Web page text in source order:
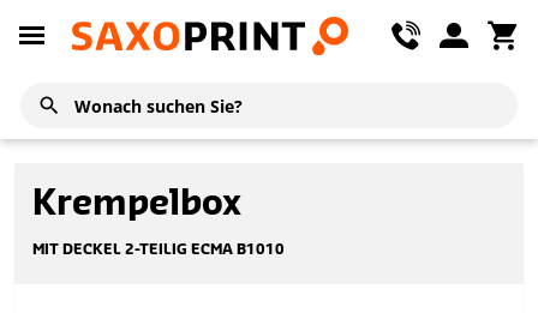
Krempelbox
MIT DECKEL 2-TEILIG ECMA B1010